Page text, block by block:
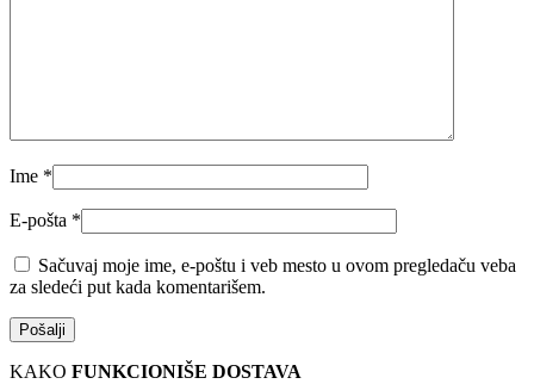
Ime *
E-pošta *
Sačuvaj moje ime, e-poštu i veb mesto u ovom pregledaču veba
za sledeći put kada komentarišem.
KAKO FUNKCIONIŠE DOSTAVA